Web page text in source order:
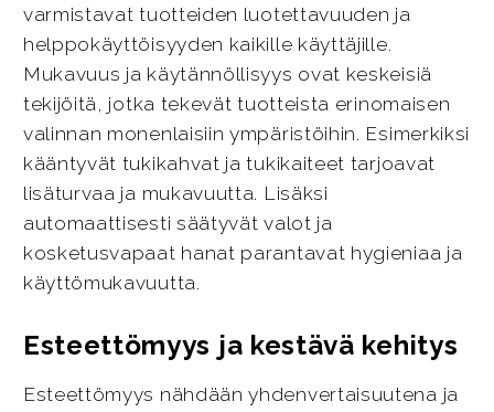
varmistavat tuotteiden luotettavuuden ja
helppokäyttöisyyden kaikille käyttäjille.
Mukavuus ja käytännöllisyys ovat keskeisiä
tekijöitä, jotka tekevät tuotteista erinomaisen
valinnan monenlaisiin ympäristöihin. Esimerkiksi
kääntyvät tukikahvat ja tukikaiteet tarjoavat
lisäturvaa ja mukavuutta. Lisäksi
automaattisesti säätyvät valot ja
kosketusvapaat hanat parantavat hygieniaa ja
käyttömukavuutta.
Esteettömyys ja kestävä kehitys
Esteettömyys nähdään yhdenvertaisuutena ja